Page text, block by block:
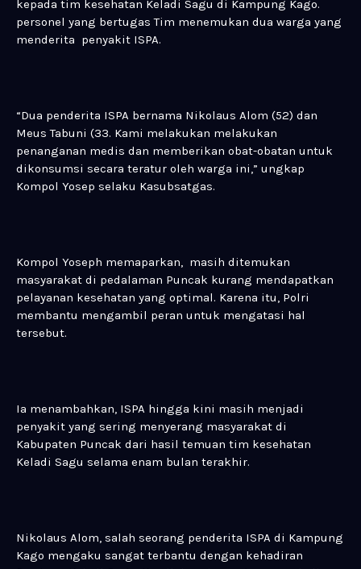
kepada tim kesehatan Keladi Sagu di Kampung Kago.
personel yang bertugas Tim menemukan dua warga yang
menderita penyakit ISPA.
“Dua penderita ISPA bernama Nikolaus Alom (52) dan
Meus Tabuni (33. Kami melakukan melakukan
penanganan medis dan memberikan obat-obatan untuk
dikonsumsi secara teratur oleh warga ini,” ungkap
Kompol Yosep selaku Kasubsatgas.
Kompol Yoseph memaparkan, masih ditemukan
masyarakat di pedalaman Puncak kurang mendapatkan
pelayanan kesehatan yang optimal. Karena itu, Polri
membantu mengambil peran untuk mengatasi hal
tersebut.
Ia menambahkan, ISPA hingga kini masih menjadi
penyakit yang sering menyerang masyarakat di
Kabupaten Puncak dari hasil temuan tim kesehatan
Keladi Sagu selama enam bulan terakhir.
Nikolaus Alom, salah seorang penderita ISPA di Kampung
Kago mengaku sangat terbantu dengan kehadiran